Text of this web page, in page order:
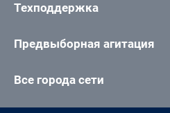
Техподдержка
Предвыборная агитация
Все города сети